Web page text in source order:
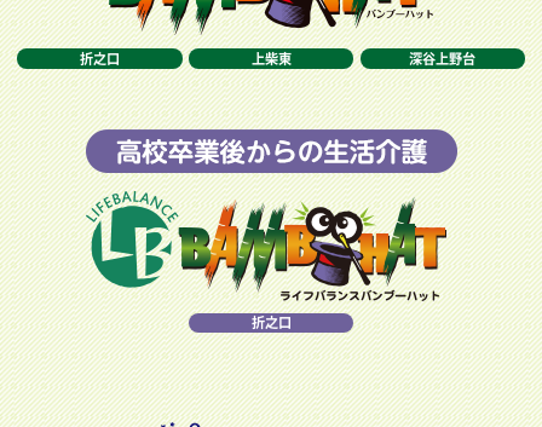
折之口 上柴東 深谷上野台
折之口